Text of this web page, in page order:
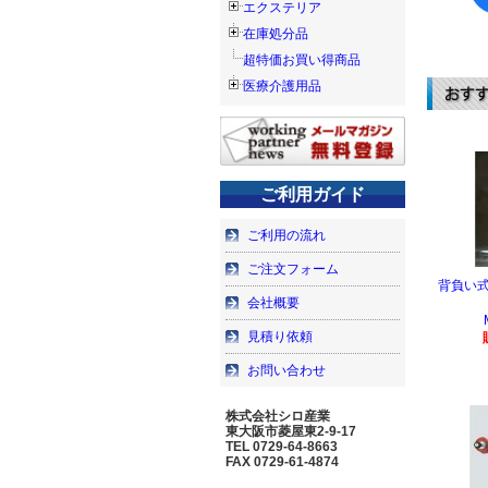
エクステリア
在庫処分品
超特価お買い得商品
医療介護用品
ご利用ガイド
ご利用の流れ
ご注文フォーム
会社概要
見積り依頼
お問い合わせ
株式会社シロ産業
東大阪市菱屋東2-9-17
TEL 0729-64-8663
FAX 0729-61-4874
背負い